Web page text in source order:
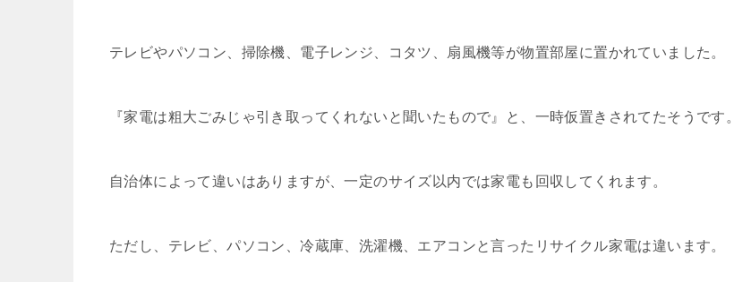
テレビやパソコン、掃除機、電子レンジ、コタツ、扇風機等が物置部屋に置かれていました。
『家電は粗大ごみじゃ引き取ってくれないと聞いたもので』と、一時仮置きされてたそうです。
自治体によって違いはありますが、一定のサイズ以内では家電も回収してくれます。
ただし、テレビ、パソコン、冷蔵庫、洗濯機、エアコンと言ったリサイクル家電は違います。